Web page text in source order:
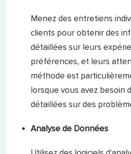
Menez des entretiens
clients pour obtenir des
détaillées sur leurs
préférences, et leurs
méthode est
lorsque vous avez besoin
détaillées sur des
Analyse de Données